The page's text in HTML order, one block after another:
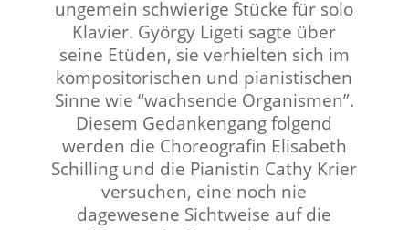
ungemein schwierige Stücke für solo
Klavier. György Ligeti sagte über
seine Etüden, sie verhielten sich im
kompositorischen und pianistischen
Sinne wie “wachsende Organismen”.
Diesem Gedankengang folgend
werden die Choreografin Elisabeth
Schilling und die Pianistin Cathy Krier
versuchen, eine noch nie
dagewesene Sichtweise auf die